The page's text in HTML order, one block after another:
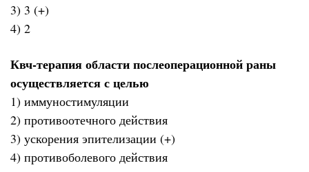
3) 3 (+)
4) 2
Квч-терапия области послеоперационной раны
осуществляется с целью
1) иммуностимуляции
2) противоотечного действия
3) ускорения эпителизации (+)
4) противоболевого действия